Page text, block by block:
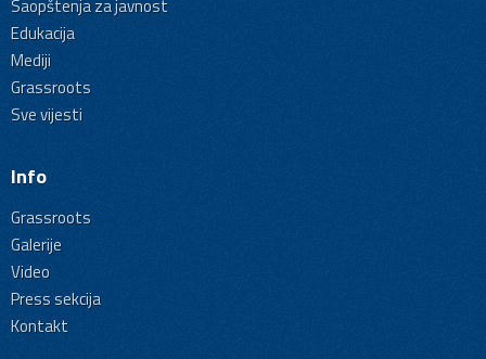
Saopštenja za javnost
Edukacija
Mediji
Grassroots
Sve vijesti
Info
Grassroots
Galerije
Video
Press sekcija
Kontakt